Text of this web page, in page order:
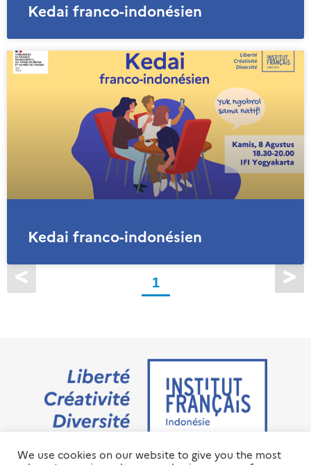
Kedai franco-indonésien
Kedai franco-indonésien
1
Jalan M.H. Thamrin No. 20 Jakarta Pusat 10350
We use cookies on our website to give you the most